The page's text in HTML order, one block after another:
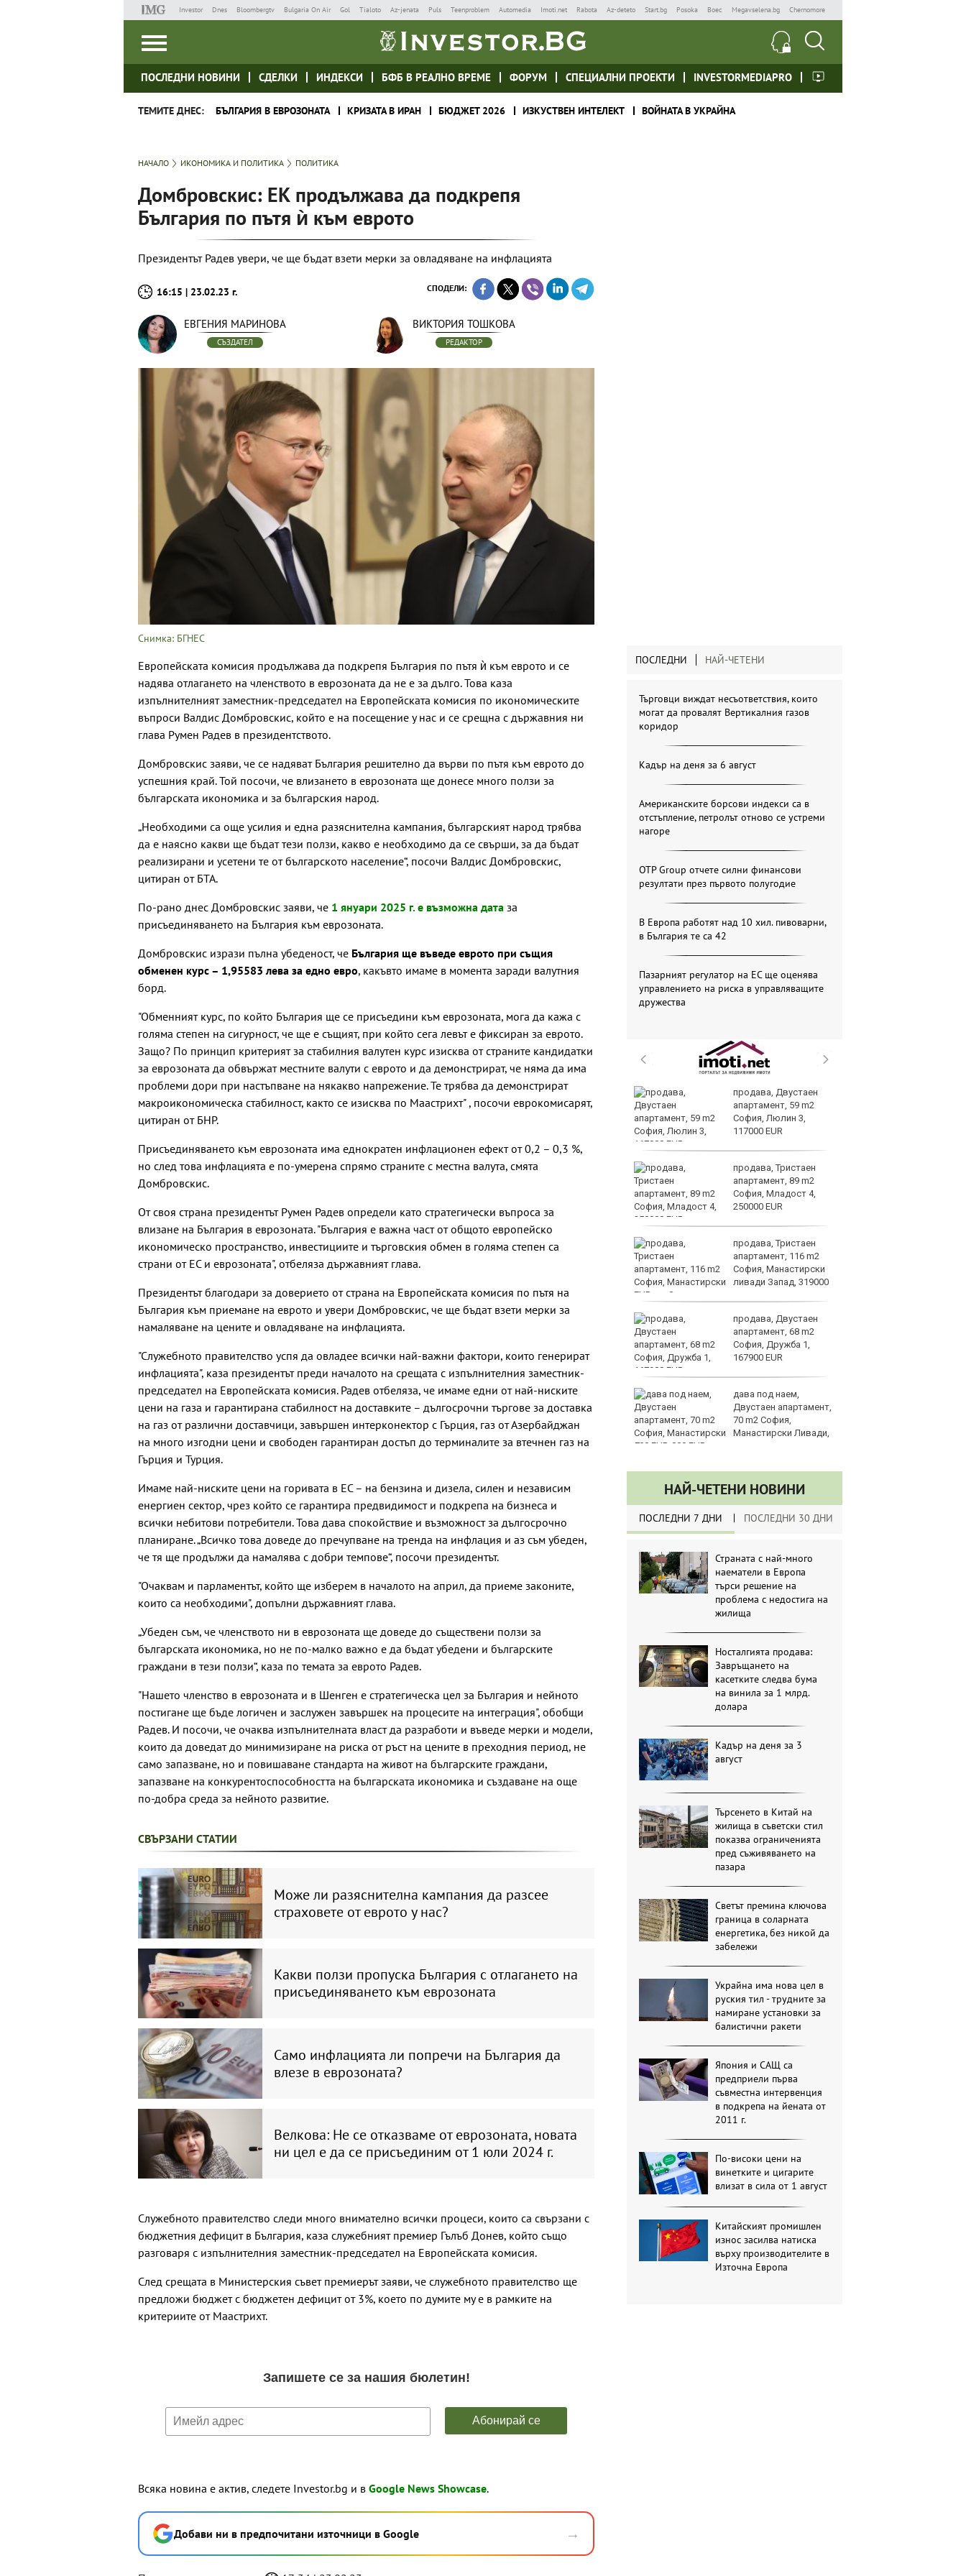
Investor Dnes Bloombergtv Bulgaria On Air Gol Tialoto Az-jenata Puls Teenproblem Automedia Imoti.net Rabota Az-deteto Start.bg Posoka Boec Megavselena.bg Chernomore
ПОСЛЕДНИ НОВИНИ СДЕЛКИ ИНДЕКСИ БФБ В РЕАЛНО ВРЕМЕ ФОРУМ СПЕЦИАЛНИ ПРОЕКТИ INVESTORMEDIAPRO
ТЕМИТЕ ДНЕС: БЪЛГАРИЯ В ЕВРОЗОНАТА КРИЗАТА В ИРАН БЮДЖЕТ 2026 ИЗКУСТВЕН ИНТЕЛЕКТ ВОЙНАТА В УКРАЙНА
НАЧАЛО ИКОНОМИКА И ПОЛИТИКА ПОЛИТИКА
Домбровскис: ЕК продължава да подкрепя
България по пътя ѝ към еврото
Президентът Радев увери, че ще бъдат взети мерки за овладяване на инфлацията
16:15 | 23.02.23 г. СПОДЕЛИ:
ЕВГЕНИЯ МАРИНОВА
СЪЗДАТЕЛ
ВИКТОРИЯ ТОШКОВА
РЕДАКТОР
Снимка: БГНЕС
Европейската комисия продължава да подкрепя България по пътя ѝ към еврото и се
надява отлагането на членството в еврозоната да не е за дълго. Това каза
изпълнителният заместник-председател на Европейската комисия по икономическите
въпроси Валдис Домбровскис, който е на посещение у нас и се срещна с държавния ни
глава Румен Радев в президентството.
Домбровскис заяви, че се надяват България решително да върви по пътя към еврото до
успешния край. Той посочи, че влизането в еврозоната ще донесе много ползи за
българската икономика и за българския народ.
„Необходими са още усилия и една разяснителна кампания, българският народ трябва
да е наясно какви ще бъдат тези ползи, какво е необходимо да се свърши, за да бъдат
реализирани и усетени те от българското население“, посочи Валдис Домбровскис,
цитиран от БТА.
По-рано днес Домбровскис заяви, че 1 януари 2025 г. е възможна дата за
присъединяването на България към еврозоната.
Домбровскис изрази пълна убеденост, че България ще въведе еврото при същия
обменен курс – 1,95583 лева за едно евро, какъвто имаме в момента заради валутния
борд.
"Обменният курс, по който България ще се присъедини към еврозоната, мога да кажа с
голяма степен на сигурност, че ще е същият, при който сега левът е фиксиран за еврото.
Защо? По принцип критерият за стабилния валутен курс изисква от страните кандидатки
за еврозоната да обвържат местните валути с еврото и да демонстрират, че няма да има
проблеми дори при настъпване на някакво напрежение. Те трябва да демонстрират
макроикономическа стабилност, както се изисква по Маастрихт" , посочи еврокомисарят,
цитиран от БНР.
Присъединяването към еврозоната има еднократен инфлационен ефект от 0,2 – 0,3 %,
но след това инфлацията е по-умерена спрямо страните с местна валута, смята
Домбровскис.
От своя страна президентът Румен Радев определи като стратегически въпроса за
влизане на България в еврозоната. "България е важна част от общото европейско
икономическо пространство, инвестициите и търговския обмен в голяма степен са
страни от ЕС и еврозоната", отбеляза държавният глава.
Президентът благодари за доверието от страна на Европейската комисия по пътя на
България към приемане на еврото и увери Домбровскис, че ще бъдат взети мерки за
намаляване на цените и овладяване на инфлацията.
"Служебното правителство успя да овладее всички най-важни фактори, които генерират
инфлацията", каза президентът преди началото на срещата с изпълнителния заместник-
председател на Европейската комисия. Радев отбеляза, че имаме едни от най-ниските
цени на газа и гарантирана стабилност на доставките – дългосрочни търгове за доставка
на газ от различни доставчици, завършен интерконектор с Гърция, газ от Азербайджан
на много изгодни цени и свободен гарантиран достъп до терминалите за втечнен газ на
Гърция и Турция.
Имаме най-ниските цени на горивата в ЕС – на бензина и дизела, силен и независим
енергиен сектор, чрез който се гарантира предвидимост и подкрепа на бизнеса и
всички небитови потребители. Това дава спокойствие и възможност за дългосрочно
планиране. „Всичко това доведе до пречупване на тренда на инфлация и аз съм убеден,
че тя ще продължи да намалява с добри темпове“, посочи президентът.
"Очаквам и парламентът, който ще изберем в началото на април, да приеме законите,
които са необходими", допълни държавният глава.
„Убеден съм, че членството ни в еврозоната ще доведе до съществени ползи за
българската икономика, но не по-малко важно е да бъдат убедени и българските
граждани в тези ползи“, каза по темата за еврото Радев.
"Нашето членство в еврозоната и в Шенген е стратегическа цел за България и нейното
постигане ще бъде логичен и заслужен завършек на процесите на интеграция", обобщи
Радев. И посочи, че очаква изпълнителната власт да разработи и въведе мерки и модели,
които да доведат до минимизиране на риска от ръст на цените в преходния период, не
само запазване, но и повишаване стандарта на живот на българските граждани,
запазване на конкурентоспособността на българската икономика и създаване на още
по-добра среда за нейното развитие.
СВЪРЗАНИ СТАТИИ
Може ли разяснителна кампания да разсее
страховете от еврото у нас?
Какви ползи пропуска България с отлагането на
присъединяването към еврозоната
Само инфлацията ли попречи на България да
влезе в еврозоната?
Велкова: Не се отказваме от еврозоната, новата
ни цел е да се присъединим от 1 юли 2024 г.
Служебното правителство следи много внимателно всички процеси, които са свързани с
бюджетния дефицит в България, каза служебният премиер Гълъб Донев, който също
разговаря с изпълнителния заместник-председател на Европейската комисия.
След срещата в Министерския съвет премиерът заяви, че служебното правителство ще
предложи бюджет с бюджетен дефицит от 3%, което по думите му е в рамките на
критериите от Маастрихт.
Всяка новина е актив, следете Investor.bg и в Google News Showcase.
Добави ни в предпочитани източници в Google →
ПОСЛЕДНИ НАЙ-ЧЕТЕНИ
Търговци виждат несъответствия, които
могат да провалят Вертикалния газов
коридор
Кадър на деня за 6 август
Американските борсови индекси са в
отстъпление, петролът отново се устреми
нагоре
OTP Group отчете силни финансови
резултати през първото полугодие
В Европа работят над 10 хил. пивоварни,
в България те са 42
Пазарният регулатор на ЕС ще оценява
управлението на риска в управляващите
дружества
Времето във Варна на
7 август 2026
Времето във Варна на
Честваме паметта на
Винисиус Жуниор
ЦСКА удари с 3:0
Макаби като гост
продава, Двустаен
апартамент, 59 m2
София, Люлин 3,
117000 EUR
продава, Тристаен
апартамент, 89 m2
София, Младост 4,
250000 EUR
продава, Тристаен
апартамент, 116 m2
София, Манастирски
ливади Запад, 319000
EUR
продава, Двустаен
апартамент, 68 m2
София, Дружба 1,
167900 EUR
дава под наем,
Двустаен апартамент,
70 m2 София,
Манастирски Ливади,
800 EUR
НАЙ-ЧЕТЕНИ НОВИНИ
ПОСЛЕДНИ 7 ДНИ ПОСЛЕДНИ 30 ДНИ
Страната с най-много
наематели в Европа
търси решение на
проблема с недостига на
жилища
Носталгията продава:
Завръщането на
касетките следва бума
на винила за 1 млрд.
долара
Кадър на деня за 3
август
Търсенето в Китай на
жилища в съветски стил
показва ограниченията
пред съживяването на
пазара
Светът премина ключова
граница в соларната
енергетика, без никой да
забележи
Украйна има нова цел в
руския тил - трудните за
намиране установки за
балистични ракети
Япония и САЩ са
предприели първа
съвместна интервенция
в подкрепа на йената от
2011 г.
По-високи цени на
винетките и цигарите
влизат в сила от 1 август
Китайският промишлен
износ засилва натиска
върху производителите в
Източна Европа